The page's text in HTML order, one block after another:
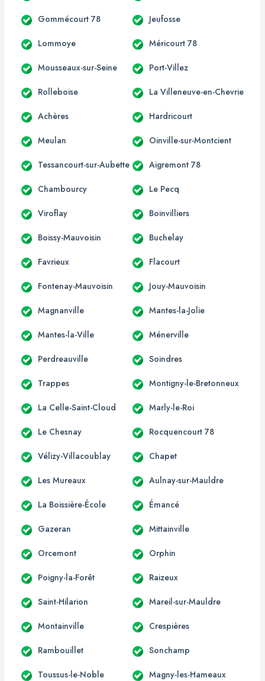
Gommécourt 78 Jeufosse
Lommoye Méricourt 78
Mousseaux-sur-Seine Port-Villez
Rolleboise La Villeneuve-en-Chevrie
Achères Hardricourt
Meulan Oinville-sur-Montcient
Tessancourt-sur-Aubette Aigremont 78
Chambourcy Le Pecq
Viroflay Boinvilliers
Boissy-Mauvoisin Buchelay
Favrieux Flacourt
Fontenay-Mauvoisin Jouy-Mauvoisin
Magnanville Mantes-la-Jolie
Mantes-la-Ville Ménerville
Perdreauville Soindres
Trappes Montigny-le-Bretonneux
La Celle-Saint-Cloud Marly-le-Roi
Le Chesnay Rocquencourt 78
Vélizy-Villacoublay Chapet
Les Mureaux Aulnay-sur-Mauldre
La Boissière-École Émancé
Gazeran Mittainville
Orcemont Orphin
Poigny-la-Forêt Raizeux
Saint-Hilarion Mareil-sur-Mauldre
Montainville Crespières
Rambouillet Sonchamp
Toussus-le-Noble Magny-les-Hameaux